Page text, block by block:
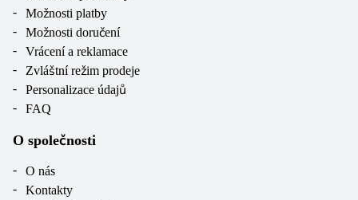
Možnosti platby
Možnosti doručení
Vrácení a reklamace
Zvláštní režim prodeje
Personalizace údajů
FAQ
O společnosti
O nás
Kontakty